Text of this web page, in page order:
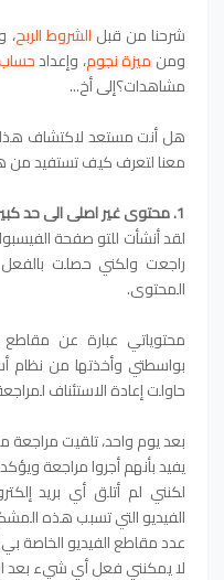
شرحنا من قبل الشروط الربح،
ومن ميزة نجوم، وإعدادحساب
مشاهدات؟إلى أخ...
هل أنت مستعد لاكتشاف هذا
معنا لتعرف كيف تستفيد من
1. محتوى غير اصلى الى حد كبير
لقد أنشأت للتو صفحة
راجعت ولكني حصلت
المحتوى.
محتوياتي عبارة عن
حاولت إعادة الاستئناف
بعد يوم واحد، تلقيت
يفيد بأنهم أجروا مراجعة
لكنني لم أتلق أي بريد
الفيديو التي تسبب هذه
عدد مقاطع الفيديو الخاصة بي
لا يمكنني فعل أي شيء بعد